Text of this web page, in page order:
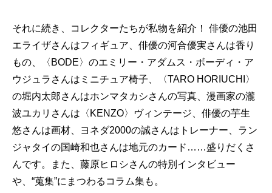
それに続き、コレクターたちが私物を紹介！ 俳優の池田
エライザさんはフィギュア、俳優の河合優実さんは香り
もの、〈BODE〉のエミリー・アダムス・ボーディ・ア
ウジュラさんはミニチュア椅子、〈TARO HORIUCHI〉
の堀内太郎さんはホンマタカシさんの写真、漫画家の瀧
波ユカリさんは〈KENZO〉ヴィンテージ、俳優の芋生
悠さんは画材、ヨネダ2000の誠さんはトレーナー、ラン
ジャタイの国崎和也さんは地元のカード……盛りだくさ
んです。また、藤原ヒロシさんの特別インタビュー
や、“蒐集”にまつわるコラム集も。